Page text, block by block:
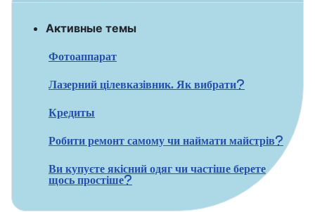
Активные темы
Фотоаппарат
Лазерний цілевказівник. Як вибрати?
Кредиты
Робити ремонт самому чи наймати майстрів?
Ви купуєте якісний одяг чи частіше берете
щось простіше?